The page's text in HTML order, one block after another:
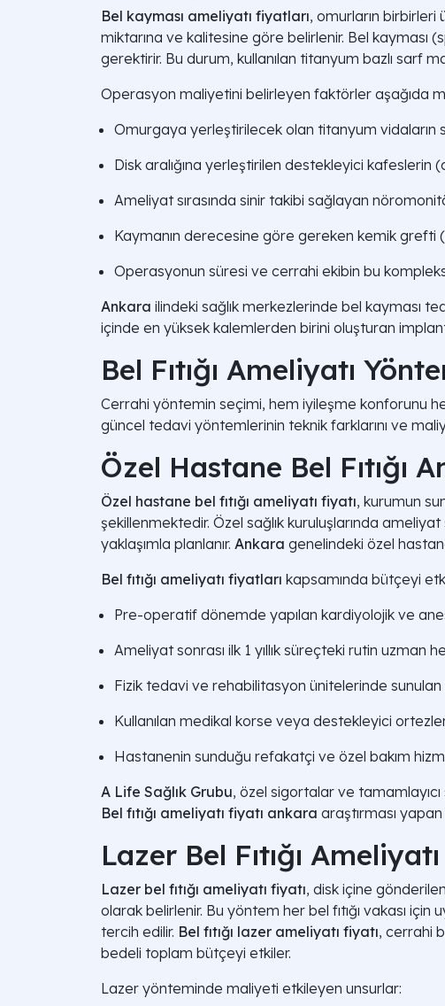
Bel kayması ameliyatı fiyatları, omurların birbirleri
miktarına ve kalitesine göre belirlenir. Bel kayması
gerektirir. Bu durum, kullanılan titanyum bazlı sarf
Operasyon maliyetini belirleyen faktörler aşağıda
Omurgaya yerleştirilecek olan titanyum vidaların
Disk aralığına yerleştirilen destekleyici kafeslerin
Ameliyat sırasında sinir takibi sağlayan
Kaymanın derecesine göre gereken kemik grefti
Operasyonun süresi ve cerrahi ekibin bu
Ankara ilindeki sağlık merkezlerinde bel kayması
içinde en yüksek kalemlerden birini oluşturan
Bel Fıtığı Ameliyatı
Cerrahi yöntemin seçimi, hem iyileşme konforunu
güncel tedavi yöntemlerinin teknik farklarını ve
Özel Hastane Bel Fıtığı
Özel hastane bel fıtığı ameliyatı fiyatı, kurumun
şekillenmektedir. Özel sağlık kuruluşlarında
yaklaşımla planlanır. Ankara genelindeki özel
Bel fıtığı ameliyatı fiyatları kapsamında bütçeyi
Pre-operatif dönemde yapılan kardiyolojik ve
Ameliyat sonrası ilk 1 yıllık süreçteki rutin uzman
Fizik tedavi ve rehabilitasyon ünitelerinde
Kullanılan medikal korse veya destekleyici
Hastanenin sunduğu refakatçi ve özel bakım
A Life Sağlık Grubu, özel sigortalar ve
Bel fıtığı ameliyatı fiyatı ankara araştırması
Lazer Bel Fıtığı
Lazer bel fıtığı ameliyatı fiyatı, disk içine
olarak belirlenir. Bu yöntem her bel fıtığı vakası
tercih edilir. Bel fıtığı lazer ameliyatı fiyatı, cerrahi
bedeli toplam bütçeyi etkiler.
Lazer yönteminde maliyeti etkileyen unsurlar: